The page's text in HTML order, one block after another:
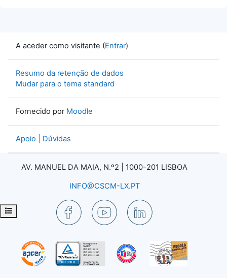
Abrir índice da disciplina
A aceder como visitante (Entrar)
Resumo da retenção de dados
Mudar para o tema standard
Fornecido por Moodle
Apoio | Dúvidas
AV. MANUEL DA MAIA, N.º2 | 1000-201 LISBOA
INFO@CSCM-LX.PT